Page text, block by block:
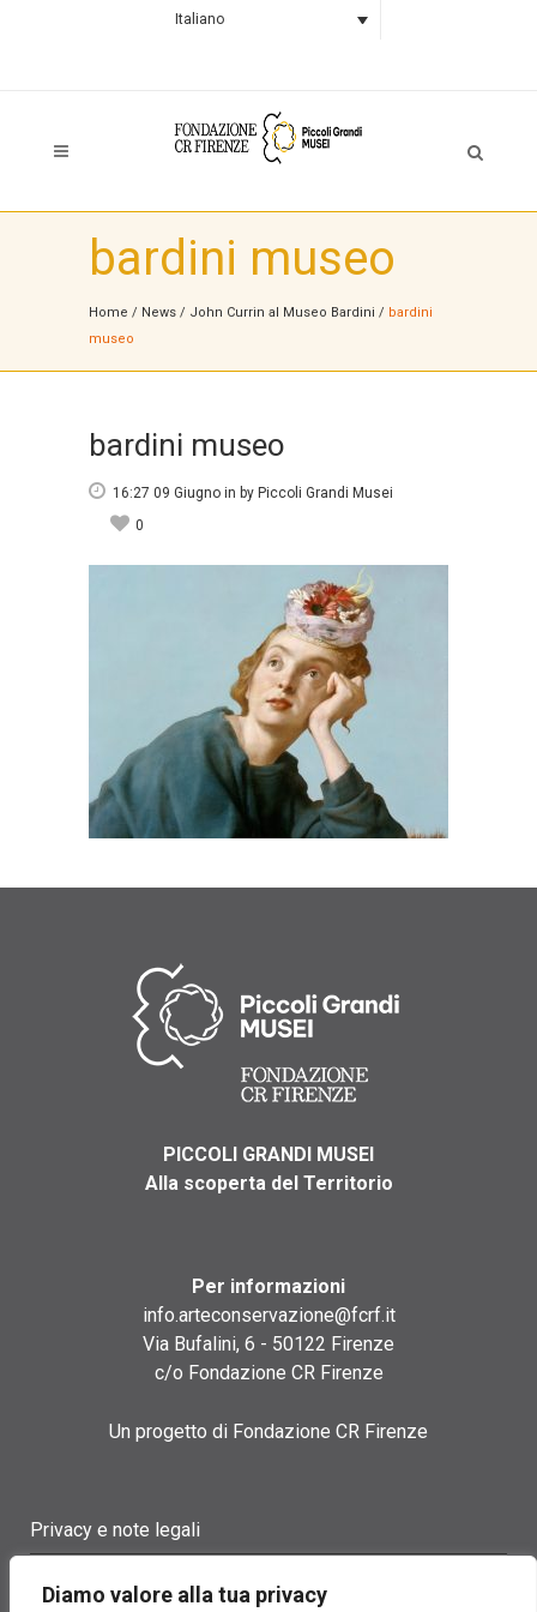
Diamo valore alla tua privacy
Italiano
bardini museo
Home / News / John Currin al Museo Bardini / bardini
museo
bardini museo
16:27 09 Giugno in by Piccoli Grandi Musei
0
PICCOLI GRANDI MUSEI
Alla scoperta del Territorio
Per informazioni
info.arteconservazione@fcrf.it
Via Bufalini, 6 - 50122 Firenze
c/o Fondazione CR Firenze
Un progetto di Fondazione CR Firenze
Privacy e note legali